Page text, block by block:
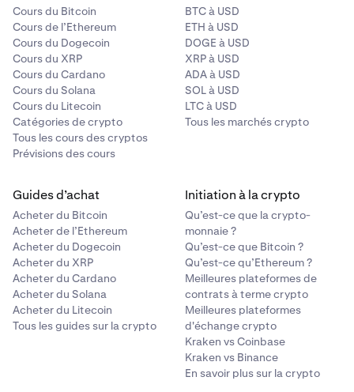
Cours du Bitcoin
Cours de l’Ethereum
Cours du Dogecoin
Cours du XRP
Cours du Cardano
Cours du Solana
Cours du Litecoin
Catégories de crypto
Tous les cours des cryptos
Prévisions des cours
BTC à USD
ETH à USD
DOGE à USD
XRP à USD
ADA à USD
SOL à USD
LTC à USD
Tous les marchés crypto
Guides d’achat
Acheter du Bitcoin
Acheter de l’Ethereum
Acheter du Dogecoin
Acheter du XRP
Acheter du Cardano
Acheter du Solana
Acheter du Litecoin
Tous les guides sur la crypto
Initiation à la crypto
Qu’est-ce que la crypto-
monnaie ?
Qu’est-ce que Bitcoin ?
Qu’est-ce qu’Ethereum ?
Meilleures plateformes de
contrats à terme crypto
Meilleures plateformes
d'échange crypto
Kraken vs Coinbase
Kraken vs Binance
En savoir plus sur la crypto